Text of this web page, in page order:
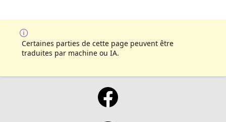
Certaines parties de cette page peuvent être
traduites par machine ou IA.